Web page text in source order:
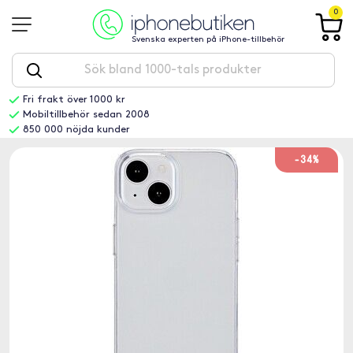
Svenska experten på iPhone-tillbehör
0
Fri frakt över 1000 kr
Mobiltillbehör sedan 2008
850 000 nöjda kunder
-34%